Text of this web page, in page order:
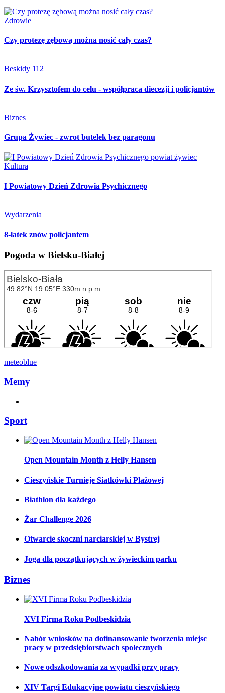
Zdrowie
Czy protezę zębową można nosić cały czas?
Beskidy 112
Ze św. Krzysztofem do celu - współpraca diecezji i policjantów
Biznes
Grupa Żywiec - zwrot butelek bez paragonu
Kultura
I Powiatowy Dzień Zdrowia Psychicznego
Wydarzenia
8-latek znów policjantem
Pogoda w Bielsku-Białej
meteoblue
Memy
Sport
Open Mountain Month z Helly Hansen
Cieszyńskie Turnieje Siatkówki Plażowej
Biathlon dla każdego
Żar Challenge 2026
Otwarcie skoczni narciarskiej w Bystrej
Joga dla początkujących w żywieckim parku
Biznes
XVI Firma Roku Podbeskidzia
Nabór wniosków na dofinansowanie tworzenia miejsc
pracy w przedsiębiorstwach społecznych
Nowe odszkodowania za wypadki przy pracy
XIV Targi Edukacyjne powiatu cieszyńskiego